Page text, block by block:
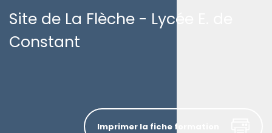
Site de La Flèche - Lycée E. de
Constant
Imprimer la fiche formation